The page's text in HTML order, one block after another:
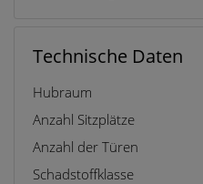
Technische Daten
Hubraum
Anzahl Sitzplätze
Anzahl der Türen
Schadstoffklasse